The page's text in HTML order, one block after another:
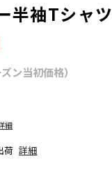
細
荷 詳細
半袖Tシャツ
ズン当初価格）